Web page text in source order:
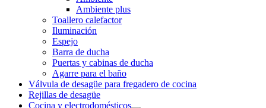
Ambiente plus
Toallero calefactor
Iluminación
Espejo
Barra de ducha
Puertas y cabinas de ducha
Agarre para el baño
Válvula de desagüe para fregadero de cocina
Rejillas de desagüe
Cocina y electrodomésticos